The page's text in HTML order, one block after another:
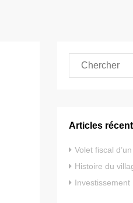
Articles
Volet fiscal
Histoire du